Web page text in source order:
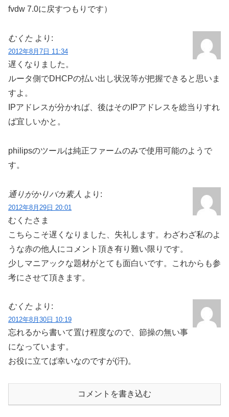
fvdw 7.0に戻すつもりです）
むくた より:
2012年8月7日 11:34
遅くなりました。
ルータ側でDHCPの払い出し状況等が把握できると思いま
すよ。
IPアドレスが分かれば、後はそのIPアドレスを総当りすれ
ば宜しいかと。
philipsのツールは純正ファームのみで使用可能のようで
す。
通りがかりバカ素人 より:
2012年8月29日 20:01
むくたさま
こちらこそ遅くなりました、失礼します。わざわざ私のよ
うな赤の他人にコメント頂き有り難い限りです。
少しマニアックな題材がとても面白いです。これからも参
考にさせて頂きます。
むくた より:
2012年8月30日 10:19
忘れるから書いて置け程度なので、節操の無い事
になっています。
お役に立てば幸いなのですが(汗)。
コメントを書き込む